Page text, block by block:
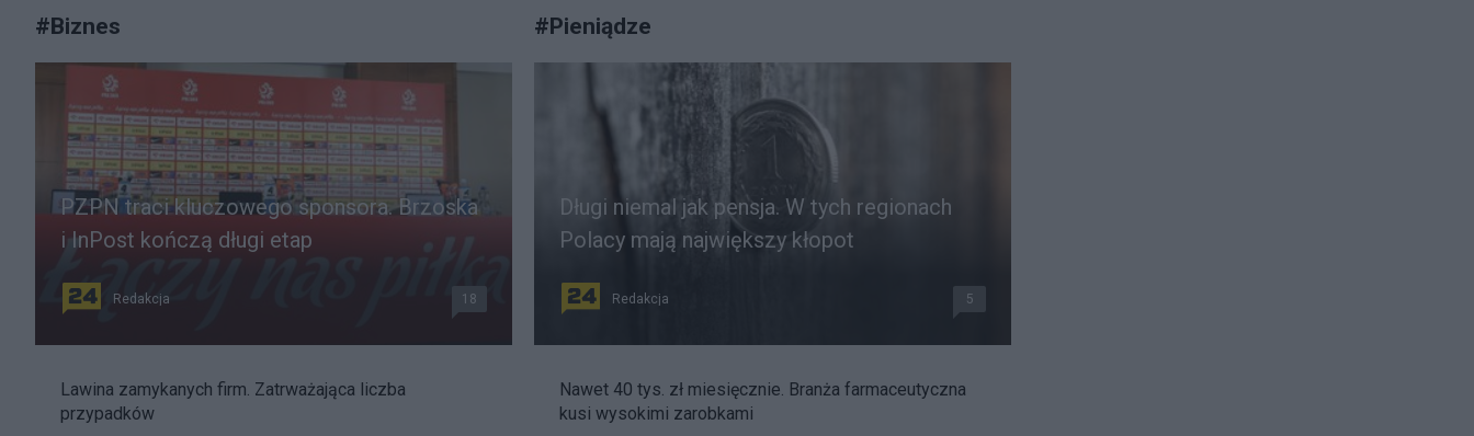
#Biznes
PZPN traci kluczowego sponsora. Brzoska
i InPost kończą długi etap
Redakcja 18
Lawina zamykanych firm. Zatrważająca liczba
przypadków
#Pieniądze
Długi niemal jak pensja. W tych regionach
Polacy mają największy kłopot
Redakcja 5
Nawet 40 tys. zł miesięcznie. Branża farmaceutyczna
kusi wysokimi zarobkami